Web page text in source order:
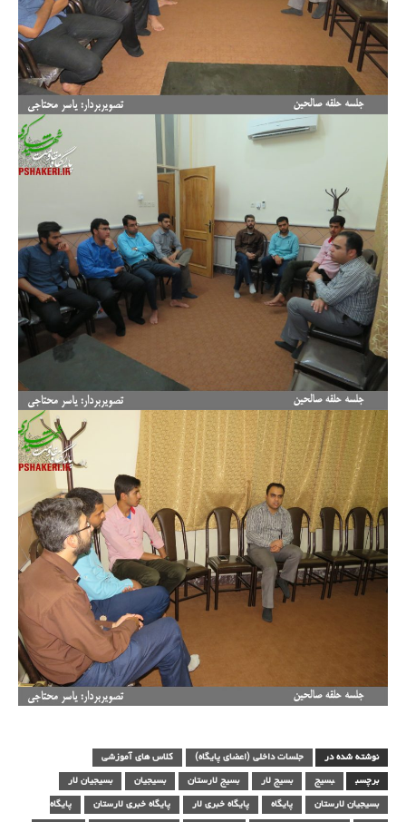
نوشته شده در جلسات داخلی (اعضای پایگاه) کلاس های آموزشی
برچسب بسیج بسیج لار بسیج لارستان بسیجیان بسیجیان لار
بسیجیان لارستان پایگاه پایگاه خبری لار پایگاه خبری لارستان پایگاه